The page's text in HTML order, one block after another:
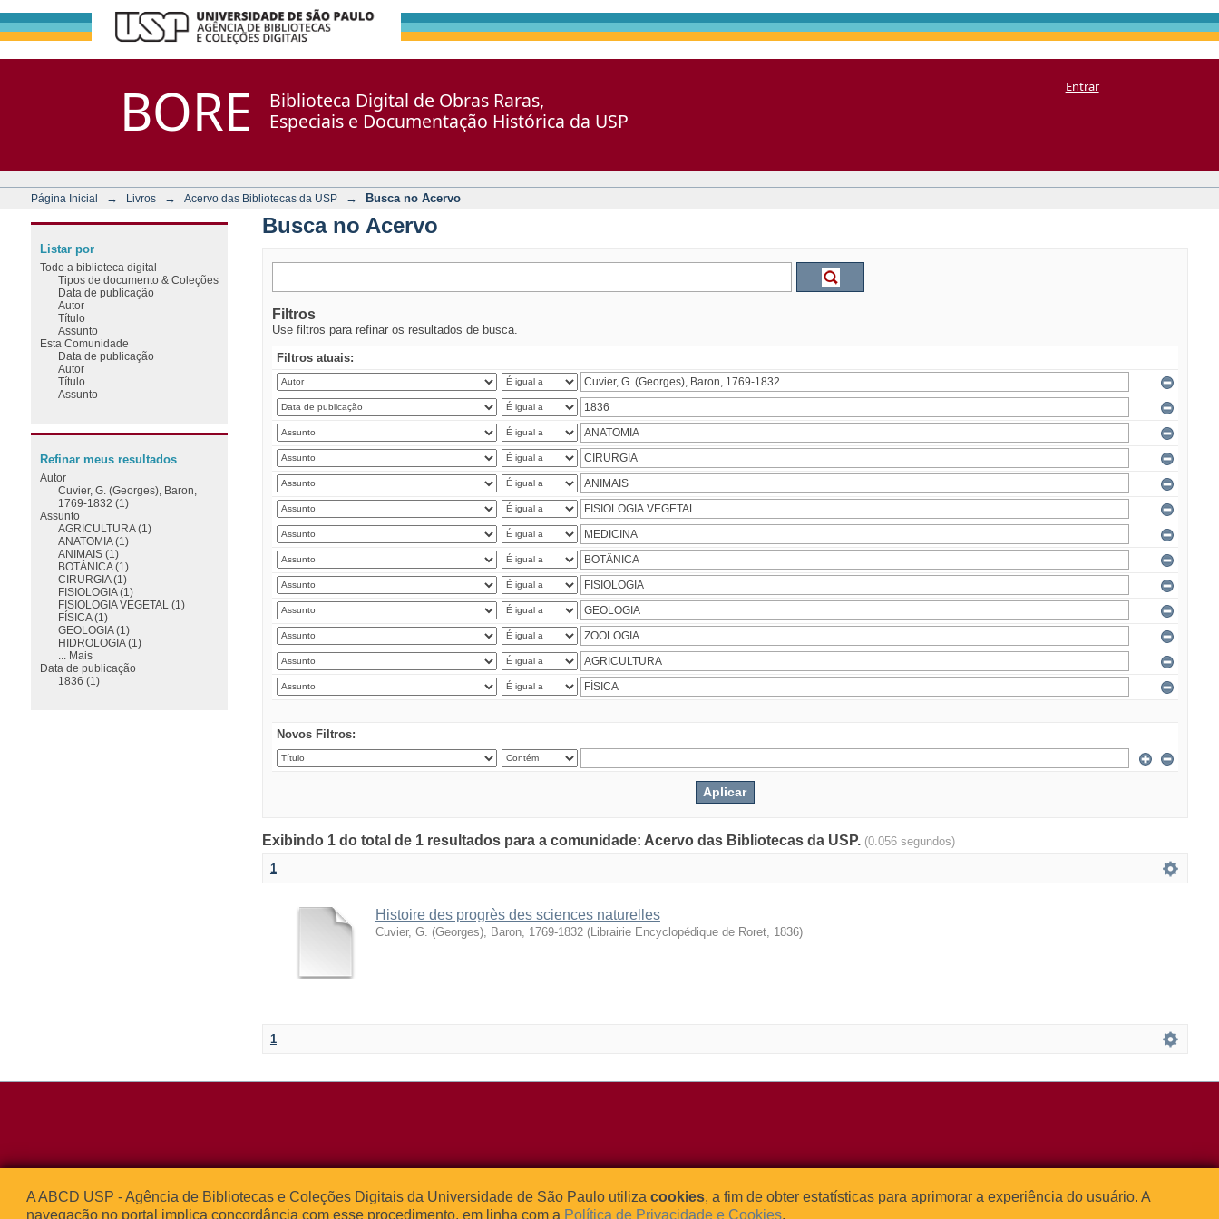
BORE
Biblioteca Digital de Obras Raras,
Especiais e Documentação Histórica da USP
Entrar
Página Inicial → Livros → Acervo das Bibliotecas da USP → Busca no Acervo
Busca no Acervo
Filtros
Use filtros para refinar os resultados de busca.
Filtros atuais:
Novos Filtros:
Exibindo 1 do total de 1 resultados para a comunidade: Acervo das Bibliotecas da USP. (0.056 segundos)
1
Histoire des progrès des sciences naturelles
Cuvier, G. (Georges), Baron, 1769-1832 (Librairie Encyclopédique de Roret, 1836)
1
Listar por
Todo a biblioteca digital
Tipos de documento & Coleções
Data de publicação
Autor
Título
Assunto
Esta Comunidade
Data de publicação
Autor
Título
Assunto
Refinar meus resultados
Autor
Cuvier, G. (Georges), Baron,
1769-1832 (1)
Assunto
AGRICULTURA (1)
ANATOMIA (1)
ANIMAIS (1)
BOTÂNICA (1)
CIRURGIA (1)
FISIOLOGIA (1)
FISIOLOGIA VEGETAL (1)
FÍSICA (1)
GEOLOGIA (1)
HIDROLOGIA (1)
... Mais
Data de publicação
1836 (1)
Rua da Praça do Relógio, 109 – Bloco L
05508-050 – Cidade Universitária
Tel: (0xx11) 3091-4195 / (0xx11) 3091-1541
Fax: (0xx11) 3091-1567
  
A ABCD USP - Agência de Bibliotecas e Coleções Digitais da Universidade de São Paulo utiliza cookies, a fim de obter estatísticas para aprimorar a experiência do usuário. A
navegação no portal implica concordância com esse procedimento, em linha com a Política de Privacidade e Cookies.